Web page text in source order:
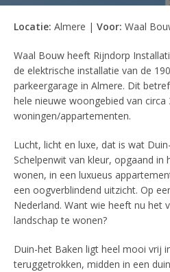
Locatie: Almere | Voor: Waal
Waal Bouw heeft Rijndorp
de elektrische installatie van de
parkeergarage in Almere. Dit
hele nieuwe woongebied van circa
woningen/appartementen.
Lucht, licht en luxe, dat is wat
Schelpenwit van kleur, opgaand in
wonen, in een luxueus
een oogverblindend uitzicht. Op
Nederland. Want wie heeft nu het
landschap te wonen?
Duin-het Baken ligt heel mooi vrij
teruggetrokken, midden in een